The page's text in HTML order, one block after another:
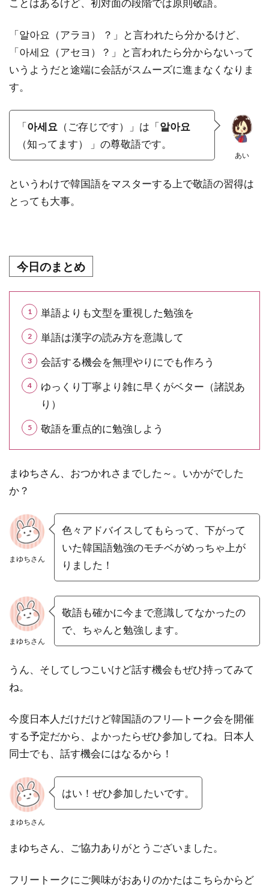
ことはあるけど、初対面の段階では原則敬語。
「알아요（アラヨ） ？」と言われたら分かるけど、
「아세요（アセヨ）？」と言われたら分からないって
いうようだと途端に会話がスムーズに進まなくなりま
す。
あい
「아세요 （ご存じです）」は「알아요
（知ってます） 」の尊敬語です。
というわけで韓国語をマスターする上で敬語の習得は
とっても大事。
今日のまとめ
単語よりも文型を重視した勉強を
単語は漢字の読み方を意識して
会話する機会を無理やりにでも作ろう
ゆっくり丁寧より雑に早くがベター（諸説あ
り）
敬語を重点的に勉強しよう
まゆちさん、おつかれさまでした～。いかがでした
か？
まゆちさん
色々アドバイスしてもらって、下がって
いた韓国語勉強のモチベがめっちゃ上が
りました！
まゆちさん
敬語も確かに今まで意識してなかったの
で、ちゃんと勉強します。
うん、そしてしつこいけど話す機会もぜひ持ってみて
ね。
今度日本人だけだけど韓国語のフリ―トーク会を開催
する予定だから、よかったらぜひ参加してね。日本人
同士でも、話す機会にはなるから！
まゆちさん
はい！ぜひ参加したいです。
まゆちさん、ご協力ありがとうございました。
フリートークにご興味がおありのかたはこちらからど